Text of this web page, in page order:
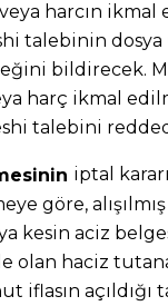
harcın ikmal
talebinin
bildirecek.
harç ikmal
talebini
iptal
göre,
kesin aciz
olan haciz
iflasın açıldığı